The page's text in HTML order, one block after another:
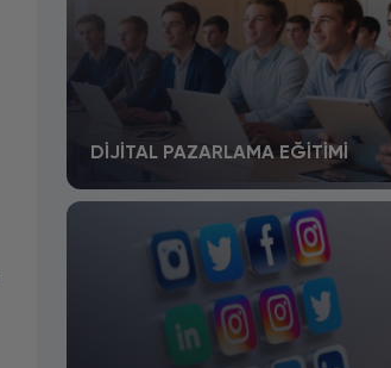
DIJITAL PAZARLAMA EĞITIMI